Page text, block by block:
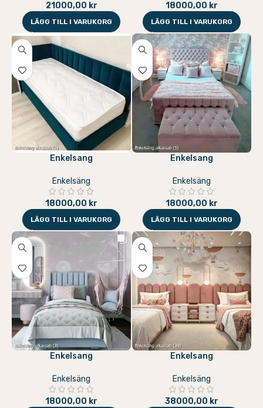
21000,00 kr
LÄGG TILL I VARUKORG
18000,00 kr
LÄGG TILL I VARUKORG
Enkelsang
Enkelsäng
18000,00 kr
LÄGG TILL I VARUKORG
Enkelsang
Enkelsäng
18000,00 kr
LÄGG TILL I VARUKORG
Enkelsang
Enkelsäng
18000,00 kr
Enkelsang
Enkelsäng
38000,00 kr